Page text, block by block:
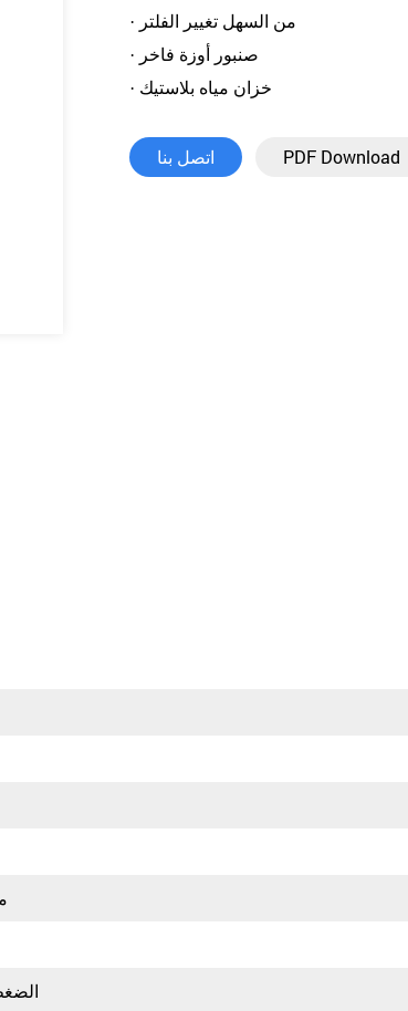
· من السهل تغيير الفلتر
· صنبور أوزة فاخر
· خزان مياه بلاستيك
اتصل بنا PDF Download